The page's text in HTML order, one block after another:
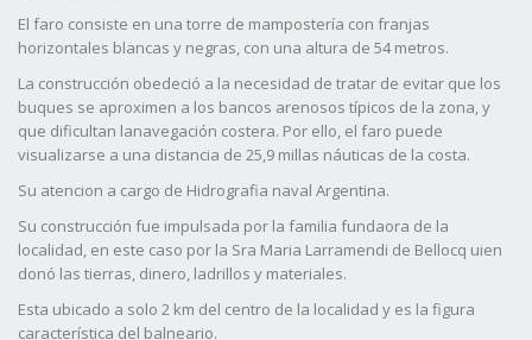
El faro consiste en una torre de mampostería con franjas
horizontales blancas y negras, con una altura de 54 metros.
La construcción obedeció a la necesidad de tratar de evitar que los
buques se aproximen a los bancos arenosos típicos de la zona, y
que dificultan lanavegación costera. Por ello, el faro puede
visualizarse a una distancia de 25,9 millas náuticas de la costa.
Su atencion a cargo de Hidrografia naval Argentina.
Su construcción fue impulsada por la familia fundaora de la
localidad, en este caso por la Sra Maria Larramendi de Bellocq uien
donó las tierras, dinero, ladrillos y materiales.
Esta ubicado a solo 2 km del centro de la localidad y es la figura
característica del balneario.